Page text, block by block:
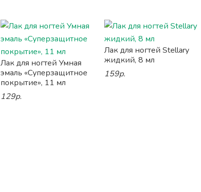
Лак для ногтей Умная
эмаль «Суперзащитное
покрытие», 11 мл
129р.
Лак для ногтей Stellary
жидкий, 8 мл
159р.